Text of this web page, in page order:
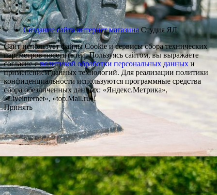
Создание сайта интернет магазина Студия ЯЛ
Сайт использует файлы Cookie и сервисы сбора технических
параметров посетителей. Пользуясь сайтом, вы выражаете
согласие сполитикой обработки персональных данных и
применением данных технологий. Для реализации политики
конфиденциальности используются программные средства
сбора обезличенных данных: «Яндекс.Метрика»,
«Liveinternet», «top.Mail.ru».
Принять